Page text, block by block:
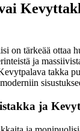
on tärkeää ottaa
ja
takka
ja